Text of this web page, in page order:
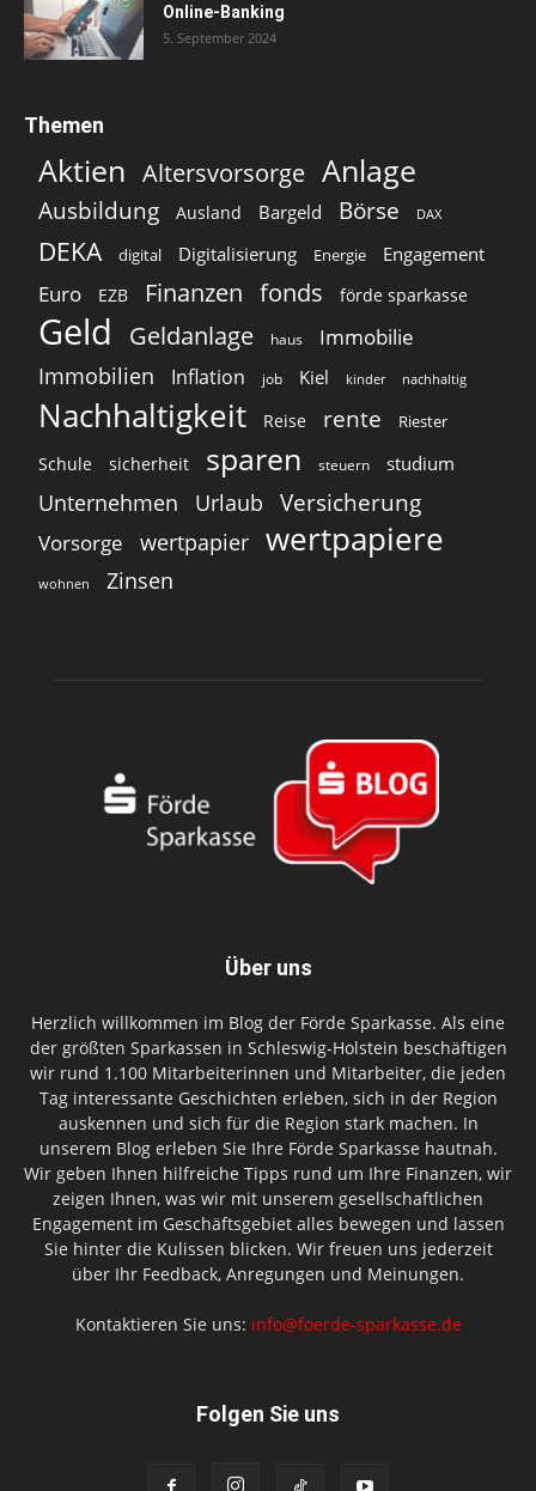
Online-Banking
5. September 2024
Themen
Aktien Altersvorsorge Anlage
Ausbildung Ausland Bargeld Börse DAX
DEKA digital Digitalisierung Energie Engagement
Euro EZB Finanzen fonds förde sparkasse
Geld Geldanlage haus Immobilie
Immobilien Inflation job Kiel kinder nachhaltig
Nachhaltigkeit Reise rente Riester
Schule sicherheit sparen steuern studium
Unternehmen Urlaub Versicherung
Vorsorge wertpapier wertpapiere
wohnen Zinsen
Über uns
Herzlich willkommen im Blog der Förde Sparkasse. Als eine
der größten Sparkassen in Schleswig-Holstein beschäftigen
wir rund 1.100 Mitarbeiterinnen und Mitarbeiter, die jeden
Tag interessante Geschichten erleben, sich in der Region
auskennen und sich für die Region stark machen. In
unserem Blog erleben Sie Ihre Förde Sparkasse hautnah.
Wir geben Ihnen hilfreiche Tipps rund um Ihre Finanzen, wir
zeigen Ihnen, was wir mit unserem gesellschaftlichen
Engagement im Geschäftsgebiet alles bewegen und lassen
Sie hinter die Kulissen blicken. Wir freuen uns jederzeit
über Ihr Feedback, Anregungen und Meinungen.
Kontaktieren Sie uns: info@foerde-sparkasse.de
Folgen Sie uns